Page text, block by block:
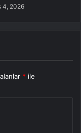
4, 2026
* ile